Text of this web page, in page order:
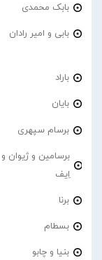
بابک محمدی
بابی و امیر رادان
باراد
بایان
برسام سپهری
برسامین و ژیوان و
اِیف
برنا
بسطام
بنیا و چابو